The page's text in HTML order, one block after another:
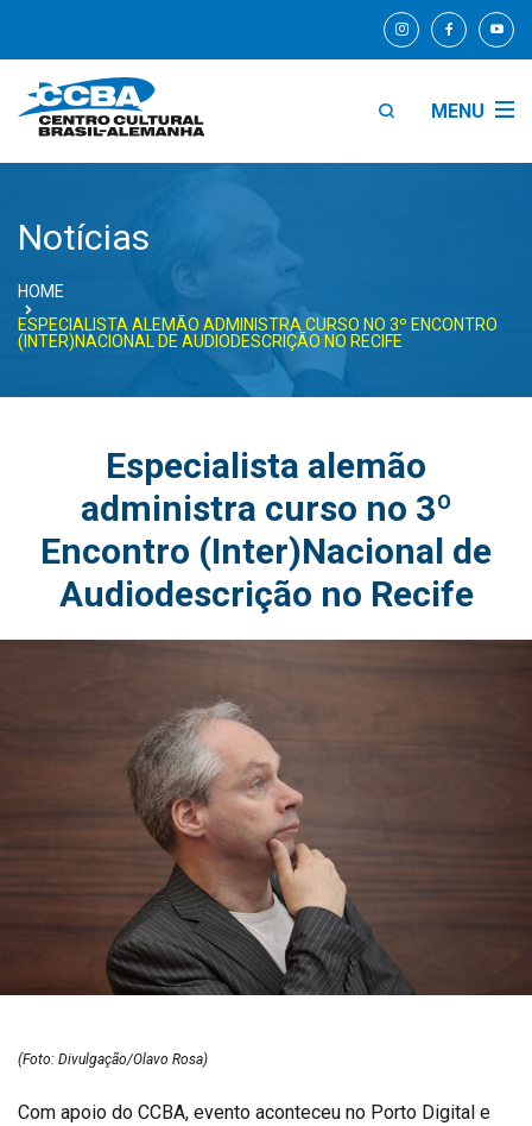
MENU
Notícias
HOME
ESPECIALISTA ALEMÃO ADMINISTRA CURSO NO 3º ENCONTRO
(INTER)NACIONAL DE AUDIODESCRIÇÃO NO RECIFE
Especialista alemão
administra curso no 3º
Encontro (Inter)Nacional de
Audiodescrição no Recife
(Foto: Divulgação/Olavo Rosa)
Com apoio do CCBA, evento aconteceu no Porto Digital e